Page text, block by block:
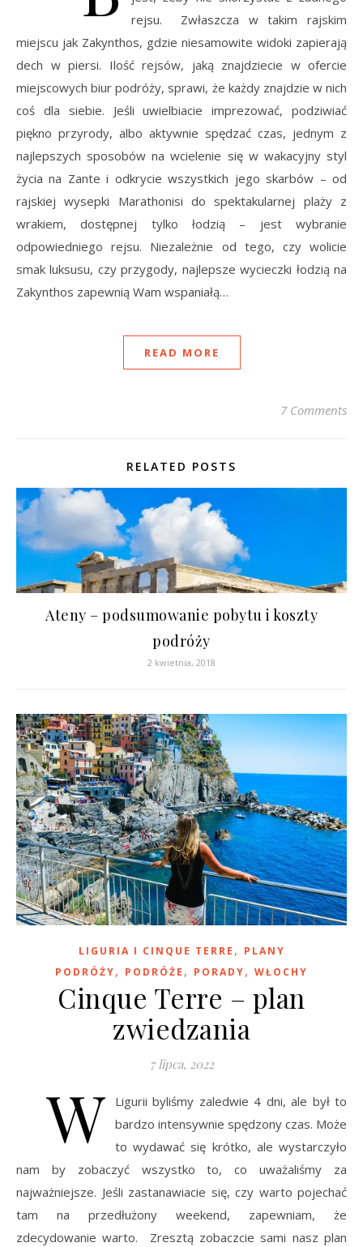
rejsu. Zwłaszcza w takim rajskim
miejscu jak Zakynthos, gdzie niesamowite widoki zapierają
dech w piersi. Ilość rejsów, jaką znajdziecie w ofercie
miejscowych biur podróży, sprawi, że każdy znajdzie w nich
coś dla siebie. Jeśli uwielbiacie imprezować, podziwiać
piękno przyrody, albo aktywnie spędzać czas, jednym z
najlepszych sposobów na wcielenie się w wakacyjny styl
życia na Zante i odkrycie wszystkich jego skarbów – od
rajskiej wysepki Marathonisi do spektakularnej plaży z
wrakiem, dostępnej tylko łodzią – jest wybranie
odpowiedniego rejsu. Niezależnie od tego, czy wolicie
smak luksusu, czy przygody, najlepsze wycieczki łodzią na
Zakynthos zapewnią Wam wspaniałą…
READ MORE
7 Comments
RELATED POSTS
Ateny – podsumowanie pobytu i koszty
podróży
2 kwietnia, 2018
LIGURIA I CINQUE TERRE , PLANY
PODRÓŻY, PODRÓŻE , PORADY, WŁOCHY
Cinque Terre – plan
zwiedzania
7 lipca, 2022
W
Ligurii byliśmy zaledwie 4 dni, ale był to
bardzo intensywnie spędzony czas. Może
to wydawać się krótko, ale wystarczyło
nam by zobaczyć wszystko to, co uważaliśmy za
najważniejsze. Jeśli zastanawiacie się, czy warto pojechać
tam na przedłużony weekend, zapewniam, że
zdecydowanie warto. Zresztą zobaczcie sami nasz plan